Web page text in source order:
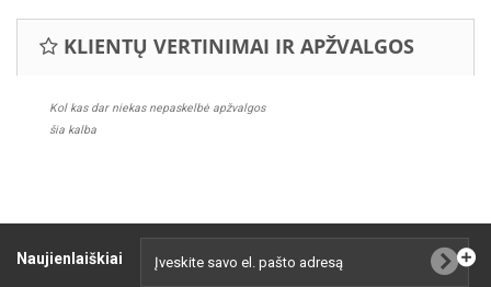
KLIENTŲ VERTINIMAI IR APŽVALGOS
Kol kas dar niekas nepaskelbė apžvalgos
šia kalba
Naujienlaiškiai